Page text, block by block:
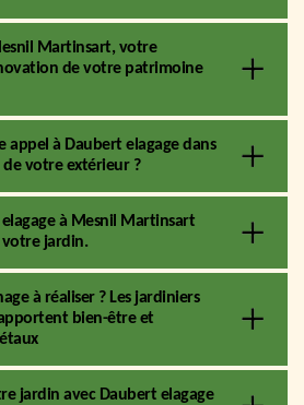
Martinsart, votre
de votre patrimoine
appel à Daubert elagage dans
de votre extérieur ?
elagage à Mesnil Martinsart
jardin.
à réaliser ? Les jardiniers
bien-être et
jardin avec Daubert elagage